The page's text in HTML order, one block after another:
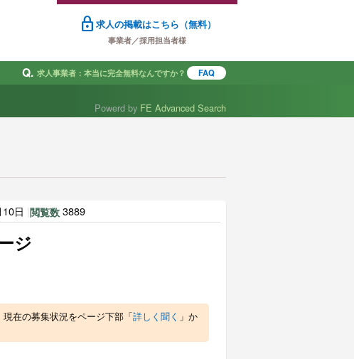
lock 求人の掲載はこちら（無料）
事業者／採用担当者様
Q. 求人事業者：本当に完全無料なんですか？ FAQ
賃金
Powerd by FE Advanced Search
日 |閲覧数 3889
ジ
在の募集状況をページ下部「詳しく聞く 」か